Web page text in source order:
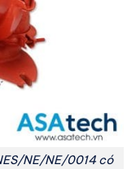
NE/NE/0014 có